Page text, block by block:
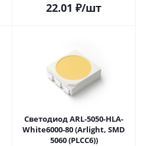
22.01 ₽/шт
Светодиод ARL-5050-HLA-
White6000-80 (Arlight, SMD
5060 (PLCC6))